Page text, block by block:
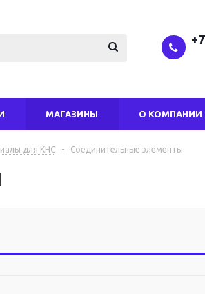
МАГАЗИНЫ О КОМПАНИИ
для КНС - Соединительные элементы